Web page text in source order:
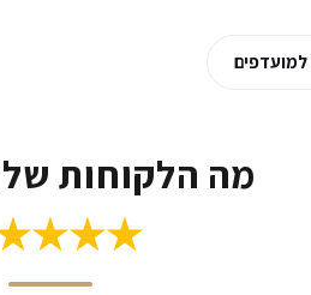
מה הלקוחות